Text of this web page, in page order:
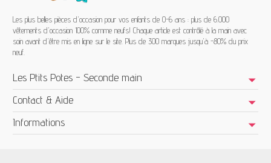
Les plus belles pièces d'occasion pour vos enfants de 0-6 ans : plus de 6.000
vêtements d'occasion 100% comme neufs! Chaque article est contrôlé à la main avec
soin avant d'être mis en ligne sur le site. Plus de 300 marques jusqu'à -80% du prix
neuf.
Les Ptits Potes - Seconde main
Contact & Aide
Informations